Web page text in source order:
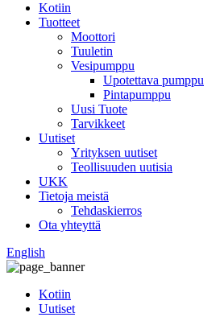
Kotiin
Tuotteet
Moottori
Tuuletin
Vesipumppu
Upotettava pumppu
Pintapumppu
Uusi Tuote
Tarvikkeet
Uutiset
Yrityksen uutiset
Teollisuuden uutisia
UKK
Tietoja meistä
Tehdaskierros
Ota yhteyttä
English
Kotiin
Uutiset